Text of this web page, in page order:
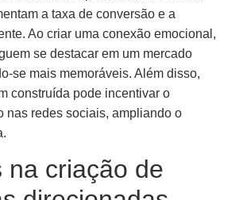
a taxa de conversão e a
Ao criar uma conexão emocional,
se destacar em um mercado
se mais memoráveis. Além disso,
construída pode incentivar o
nas redes sociais, ampliando o
na criação de